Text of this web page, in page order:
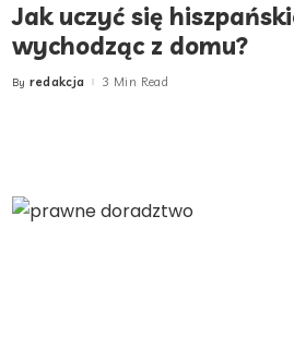
Jak uczyć się
wychodząc z domu?
Posted
By redakcja 3 Min Read